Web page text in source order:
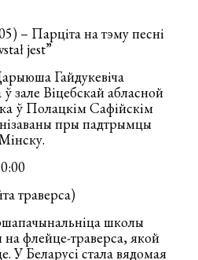
– Парціта на тэму песні
jest”
Гайдукевіча
зале Віцебскай абласной
ў Полацкім Сафійскім
пры падтрымцы
траверса)
школы
флейце-траверса, якой
У Беларусі стала вядомая